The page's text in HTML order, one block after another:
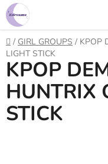
Prejsť
na
obsah
Domov
/ GIRL GROUPS / KPOP
LIGHT STICK
KPOP
HUNTRIX
STICK